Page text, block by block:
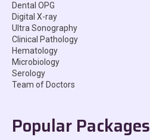
Dental OPG
Digital X-ray
Ultra Sonography
Clinical Pathology
Hematology
Microbiology
Serology
Team of Doctors
Popular Packages